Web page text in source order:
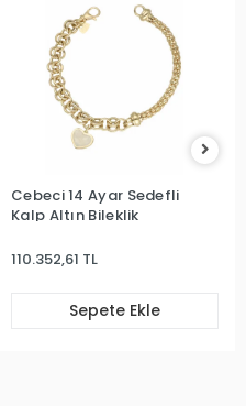
Cebeci 14 Ayar Sedefli
Kalp Altın Bileklik
110.352,61 TL
Sepete Ekle